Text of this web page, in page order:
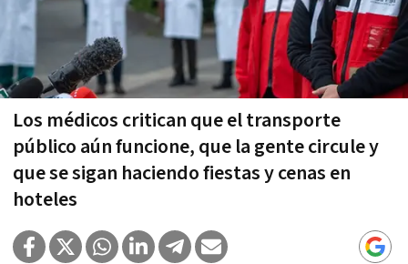
Los médicos critican que el transporte
público aún funcione, que la gente circule y
que se sigan haciendo fiestas y cenas en
hoteles